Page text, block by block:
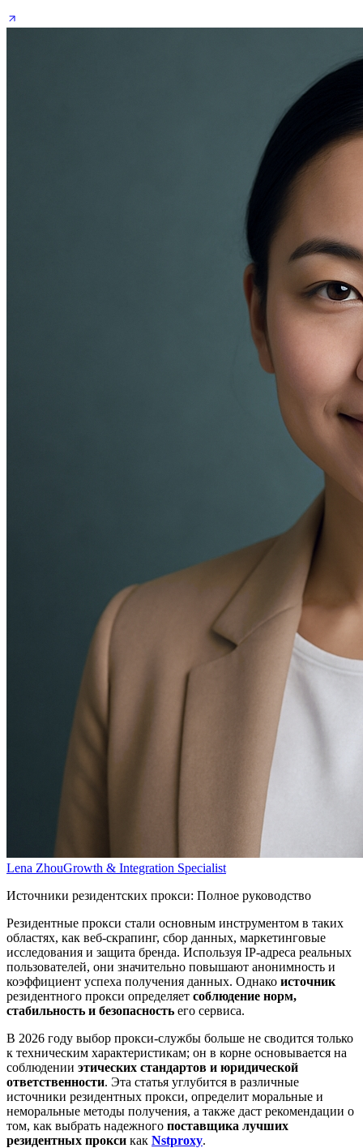
Lena ZhouGrowth & Integration Specialist
Источники резидентских прокси: Полное руководство
Резидентные прокси стали основным инструментом в таких
областях, как веб-скрапинг, сбор данных, маркетинговые
исследования и защита бренда. Используя IP-адреса реальных
пользователей, они значительно повышают анонимность и
коэффициент успеха получения данных. Однако источник
резидентного прокси определяет соблюдение норм,
стабильность и безопасность его сервиса.
В 2026 году выбор прокси-службы больше не сводится только
к техническим характеристикам; он в корне основывается на
соблюдении этических стандартов и юридической
ответственности. Эта статья углубится в различные
источники резидентных прокси, определит моральные и
неморальные методы получения, а также даст рекомендации о
том, как выбрать надежного поставщика лучших
резидентных прокси как Nstproxy.